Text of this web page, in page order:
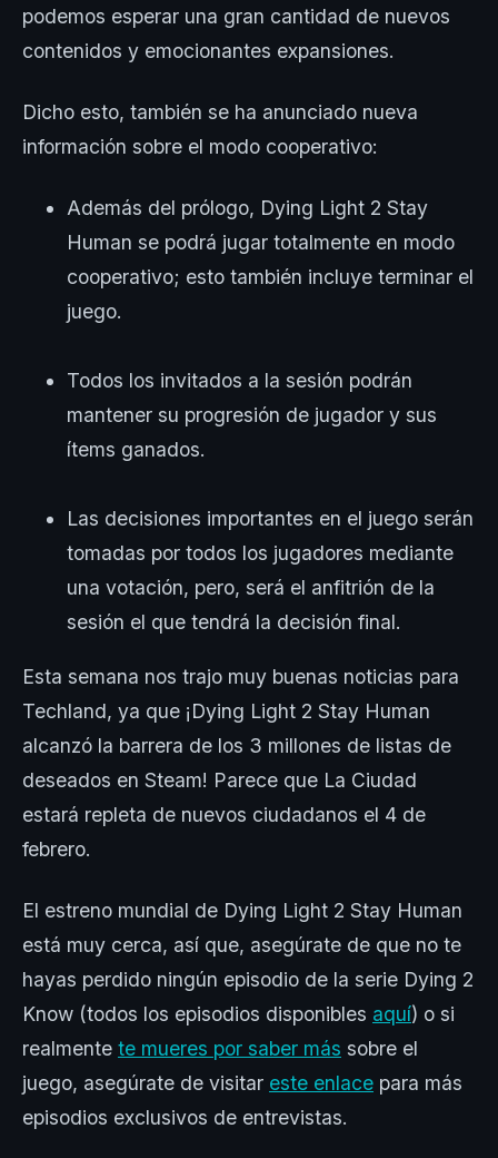
podemos esperar una gran cantidad de nuevos
contenidos y emocionantes expansiones.
Dicho esto, también se ha anunciado nueva
información sobre el modo cooperativo:
Además del prólogo, Dying Light 2 Stay
Human se podrá jugar totalmente en modo
cooperativo; esto también incluye terminar el
juego.
Todos los invitados a la sesión podrán
mantener su progresión de jugador y sus
ítems ganados.
Las decisiones importantes en el juego serán
tomadas por todos los jugadores mediante
una votación, pero, será el anfitrión de la
sesión el que tendrá la decisión final.
Esta semana nos trajo muy buenas noticias para
Techland, ya que ¡Dying Light 2 Stay Human
alcanzó la barrera de los 3 millones de listas de
deseados en Steam! Parece que La Ciudad
estará repleta de nuevos ciudadanos el 4 de
febrero.
El estreno mundial de Dying Light 2 Stay Human
está muy cerca, así que, asegúrate de que no te
hayas perdido ningún episodio de la serie Dying 2
Know (todos los episodios disponibles aquí) o si
realmente te mueres por saber más sobre el
juego, asegúrate de visitar este enlace para más
episodios exclusivos de entrevistas.